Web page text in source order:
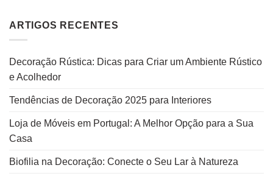
ARTIGOS RECENTES
Decoração Rústica: Dicas para Criar um Ambiente Rústico
e Acolhedor
Tendências de Decoração 2025 para Interiores
Loja de Móveis em Portugal: A Melhor Opção para a Sua
Casa
Biofilia na Decoração: Conecte o Seu Lar à Natureza